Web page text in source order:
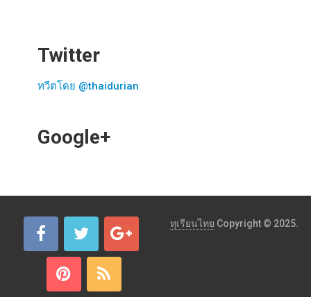
Twitter
ทวีตโดย @thaidurian
Google+
ทุเรียนไทย Copyright © 2025.